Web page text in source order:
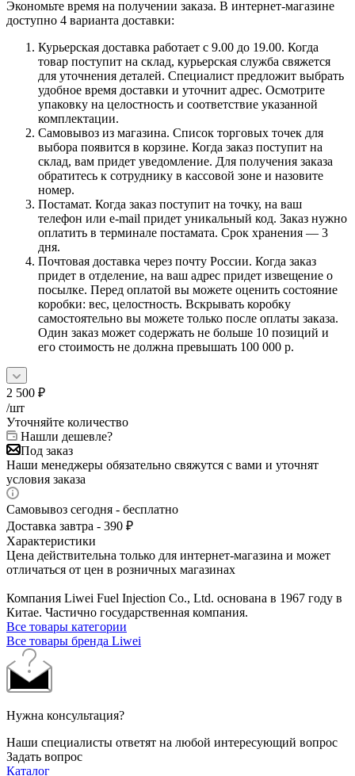
Экономьте время на получении заказа. В интернет-магазине
доступно 4 варианта доставки:
Курьерская доставка работает с 9.00 до 19.00. Когда
товар поступит на склад, курьерская служба свяжется
для уточнения деталей. Специалист предложит выбрать
удобное время доставки и уточнит адрес. Осмотрите
упаковку на целостность и соответствие указанной
комплектации.
Самовывоз из магазина. Список торговых точек для
выбора появится в корзине. Когда заказ поступит на
склад, вам придет уведомление. Для получения заказа
обратитесь к сотруднику в кассовой зоне и назовите
номер.
Постамат. Когда заказ поступит на точку, на ваш
телефон или e-mail придет уникальный код. Заказ нужно
оплатить в терминале постамата. Срок хранения — 3
дня.
Почтовая доставка через почту России. Когда заказ
придет в отделение, на ваш адрес придет извещение о
посылке. Перед оплатой вы можете оценить состояние
коробки: вес, целостность. Вскрывать коробку
самостоятельно вы можете только после оплаты заказа.
Один заказ может содержать не больше 10 позиций и
его стоимость не должна превышать 100 000 р.
2 500 ₽
/шт
Уточняйте количество
Нашли дешевле?
Под заказ
Наши менеджеры обязательно свяжутся с вами и уточнят
условия заказа
Самовывоз сегодня - бесплатно
Доставка завтра - 390 ₽
Характеристики
Цена действительна только для интернет-магазина и может
отличаться от цен в розничных магазинах
Компания Liwei Fuel Injection Co., Ltd. основана в 1967 году в
Китае. Частично государственная компания.
Все товары категории
Все товары бренда Liwei
Нужна консультация?
Наши специалисты ответят на любой интересующий вопрос
Задать вопрос
Каталог